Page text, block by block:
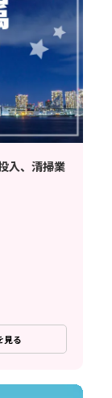
入、清掃業
見る